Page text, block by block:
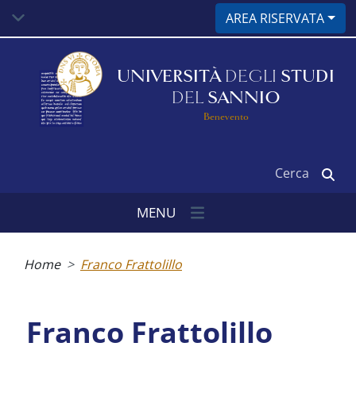
contenuto
AREA RISERVATA
UNIVERSITÀ DEGLI STUDI
DEL SANNIO
Benevento
MENU
Home Franco Frattolillo
Franco Frattolillo